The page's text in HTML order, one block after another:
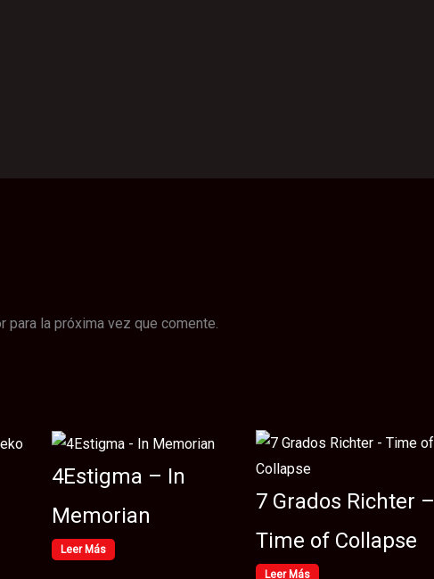
para la próxima vez que comente.
4Estigma – In
Memorian
Leer Más
7 Grados Richter –
Time of Collapse
Leer Más